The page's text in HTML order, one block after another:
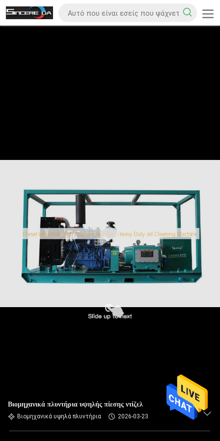
Βιομηχανικά πλυντήρια υψηλής πίεσης ντίζελ
Βιομηχανικά υψηλά πλυντήρια 2026-03-23